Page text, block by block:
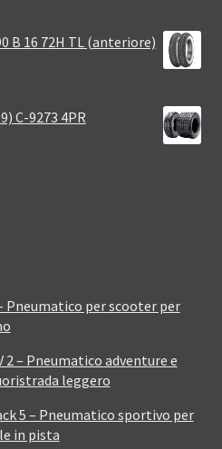
B 16 72H TL (anteriore)
C-9273 4PR
Pneumatico per scooter per
2 – Pneumatico adventure e
leggero
5 – Pneumatico sportivo per
in pista